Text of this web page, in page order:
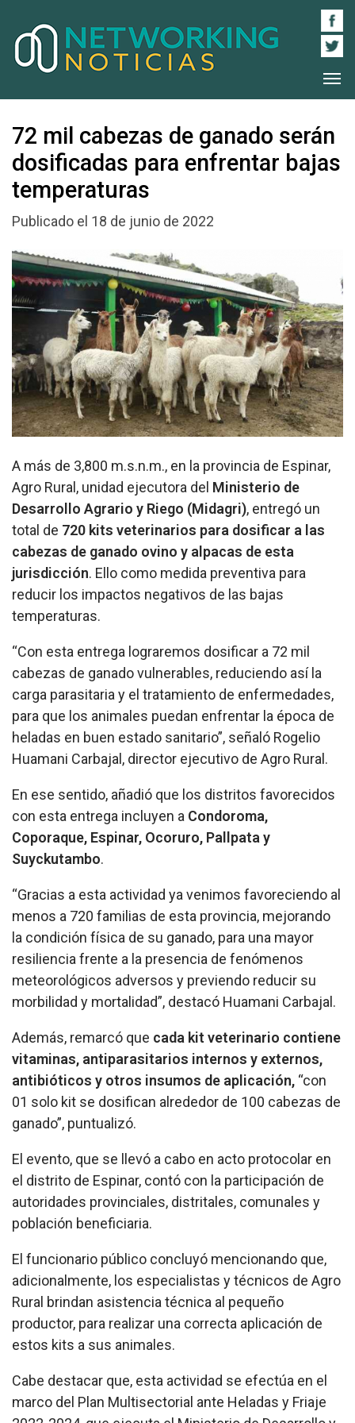
72 mil cabezas de ganado serán
dosificadas para enfrentar bajas
temperaturas
Publicado el 18 de junio de 2022
A más de 3,800 m.s.n.m., en la provincia de Espinar,
Agro Rural, unidad ejecutora del Ministerio de
Desarrollo Agrario y Riego (Midagri), entregó un
total de 720 kits veterinarios para dosificar a las
cabezas de ganado ovino y alpacas de esta
jurisdicción. Ello como medida preventiva para
reducir los impactos negativos de las bajas
temperaturas.
“Con esta entrega lograremos dosificar a 72 mil
cabezas de ganado vulnerables, reduciendo así la
carga parasitaria y el tratamiento de enfermedades,
para que los animales puedan enfrentar la época de
heladas en buen estado sanitario”, señaló Rogelio
Huamani Carbajal, director ejecutivo de Agro Rural.
En ese sentido, añadió que los distritos favorecidos
con esta entrega incluyen a Condoroma,
Coporaque, Espinar, Ocoruro, Pallpata y
Suyckutambo.
“Gracias a esta actividad ya venimos favoreciendo al
menos a 720 familias de esta provincia, mejorando
la condición física de su ganado, para una mayor
resiliencia frente a la presencia de fenómenos
meteorológicos adversos y previendo reducir su
morbilidad y mortalidad”, destacó Huamani Carbajal.
Además, remarcó que cada kit veterinario contiene
vitaminas, antiparasitarios internos y externos,
antibióticos y otros insumos de aplicación, “con
01 solo kit se dosifican alrededor de 100 cabezas de
ganado”, puntualizó.
El evento, que se llevó a cabo en acto protocolar en
el distrito de Espinar, contó con la participación de
autoridades provinciales, distritales, comunales y
población beneficiaria.
El funcionario público concluyó mencionando que,
adicionalmente, los especialistas y técnicos de Agro
Rural brindan asistencia técnica al pequeño
productor, para realizar una correcta aplicación de
estos kits a sus animales.
Cabe destacar que, esta actividad se efectúa en el
marco del Plan Multisectorial ante Heladas y Friaje